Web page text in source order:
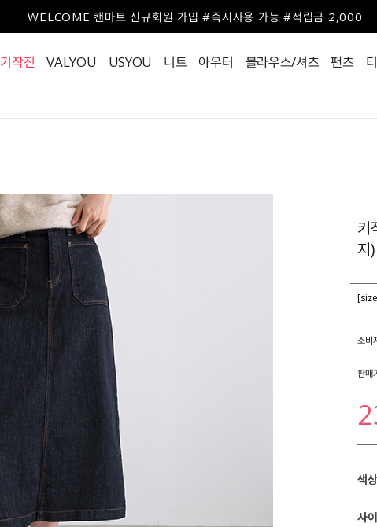
WELCOME 캔마트 신규회원 가입 #즉시사용 가능 #적립금 2,000
키작진 VALYOU USYOU 니트 아우터 블라우스/셔츠 팬츠
키
지)
소비
판매
색상
사